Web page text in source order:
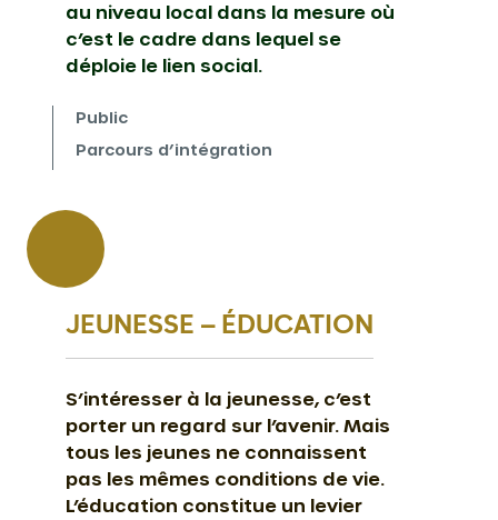
au niveau local dans la mesure où
c’est le cadre dans lequel se
déploie le lien social.
Public
Parcours d’intégration
JEUNESSE – ÉDUCATION
S’intéresser à la jeunesse, c’est
porter un regard sur l’avenir. Mais
tous les jeunes ne connaissent
pas les mêmes conditions de vie.
L’éducation constitue un levier